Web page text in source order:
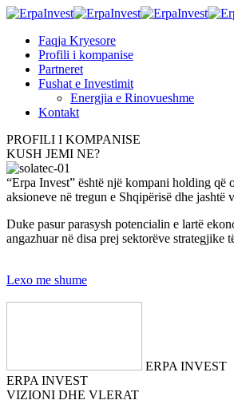
Faqja Kryesore
Profili i kompanise
Partneret
Fushat e Investimit
Energjia e Rinovueshme
Kontakt
PROFILI I KOMPANISE
KUSH JEMI NE?
“Erpa Invest” është një kompani holding
aksioneve në tregun e Shqipërisë dhe
Duke pasur parasysh potencialin e lartë
angazhuar në disa prej sektorëve strategjike
Lexo me shume
ERPA INVEST
ERPA INVEST
VIZIONI DHE VLERAT